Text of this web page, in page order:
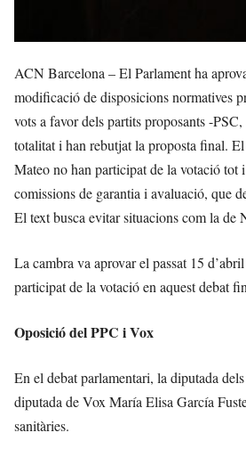
ACN Barcelona – El Parlament ha
modificació de disposicions normatives
vots a favor dels partits proposants -
totalitat i han rebutjat la proposta final.
Mateo no han participat de la votació tot
comissions de garantia i avaluació, que
El text busca evitar situacions com la de
La cambra va aprovar el passat 15
participat de la votació en aquest debat
Oposició del PPC i Vox
En el debat parlamentari, la diputada
diputada de Vox María Elisa García
sanitàries.